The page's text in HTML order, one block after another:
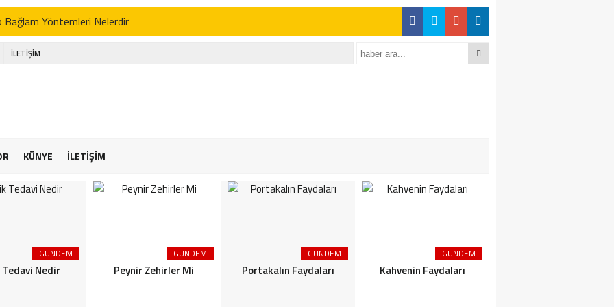
Bağlam Yöntemleri Nelerdir
Nedir
Zehirler Mi
Faydaları
Faydaları
Şekeriniz Olabilir! İnteraktif Öğren
Akgün Kimdir
İLETİŞİM
KÜNYE İLETİŞİM
GÜNDEM
Nedir
GÜNDEM
Peynir Zehirler Mi
GÜNDEM
Portakalın Faydaları
GÜNDEM
Kahvenin Faydaları